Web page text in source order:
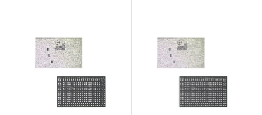
Vệ sinh máy miễn phí
Thời gian lấy máy 1 - 2 giờ
Tư vấn giải đáp rõ ràng
thay IC WiFi
Tùy ý lựa chọn IC WiFi thay
Bảo hành 3 - 6 tháng
Vệ sinh máy miễn phí
Thời gian lấy máy 1 - 2 giờ
Tư vấn giải đáp rõ ràng
thay IC WiFi
Tùy ý lựa chọn IC WiFi thay
Bảo hành 3 - 6 tháng